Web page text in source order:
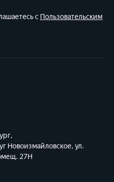
с Пользовательским
Новоизмайловское, ул.
27Н